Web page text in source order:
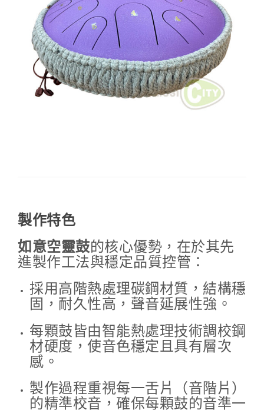
製作特色
如意空靈鼓的核心優勢，在於其先
進製作工法與穩定品質控管：
採用高階熱處理碳鋼材質，結構穩
固，耐久性高，聲音延展性強。
每顆鼓皆由智能熱處理技術調校鋼
材硬度，使音色穩定且具有層次
感。
製作過程重視每一舌片（音階片）
的精準校音，確保每顆鼓的音準一